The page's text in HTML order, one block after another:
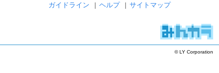
ガイドライン
| ヘルプ | サイトマップ
© LY Corporation